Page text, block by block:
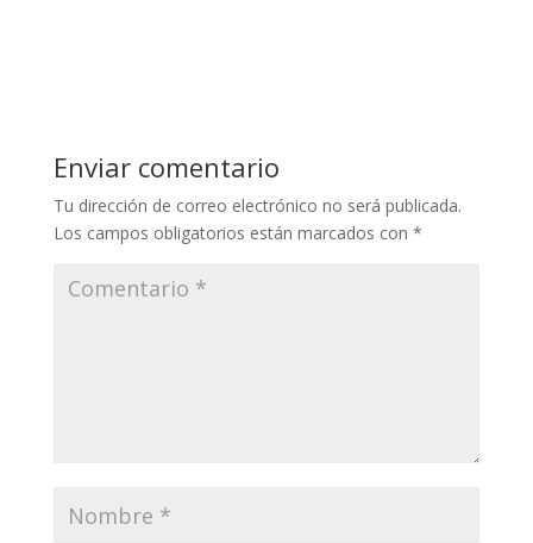
Enviar comentario
Tu dirección de correo electrónico no será publicada.
Los campos obligatorios están marcados con *